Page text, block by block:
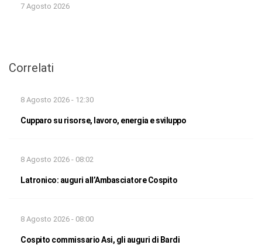
7 Agosto 2026
Correlati
8 Agosto 2026 - 12:30
Cupparo su risorse, lavoro, energia e sviluppo
8 Agosto 2026 - 08:02
Latronico: auguri all’Ambasciatore Cospito
8 Agosto 2026 - 08:00
Cospito commissario Asi, gli auguri di Bardi